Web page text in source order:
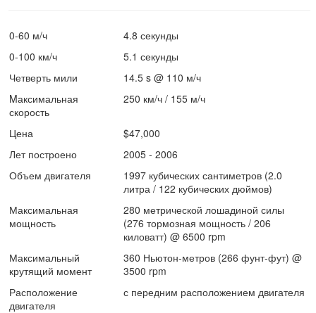
0-60 м/ч
4.8 секунды
0-100 км/ч
5.1 секунды
Четверть мили
14.5 s @ 110 м/ч
Mаксимальная
скорость
250 км/ч / 155 м/ч
Цена
$47,000
Лет построено
2005 - 2006
Объем двигателя
1997 кубических сантиметров (2.0
литра / 122 кубических дюймов)
Максимальная
мощность
280 метрической лошадиной силы
(276 тормозная мощность / 206
киловатт) @ 6500 rpm
Максимальный
крутящий момент
360 Ньютон-метров (266 фунт-фут) @
3500 rpm
Расположение
двигателя
с передним расположением двигателя